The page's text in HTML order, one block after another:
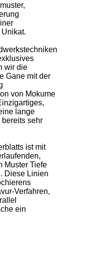
wir die
Gane mit der
von Mokume
lange
sehr
ist mit
Muster Tiefe
Diese Linien
Verfahren,
ein